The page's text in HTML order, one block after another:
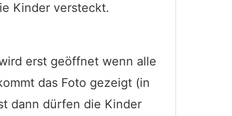
Kinder versteckt.
erst geöffnet wenn alle
das Foto gezeigt (in
dann dürfen die Kinder